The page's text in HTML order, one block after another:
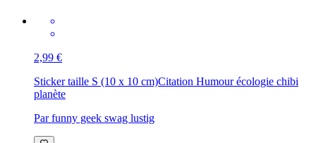
2,99 €
Sticker taille S (10 x 10 cm)Citation Humour écologie chibi
planète
Par funny geek swag lustig